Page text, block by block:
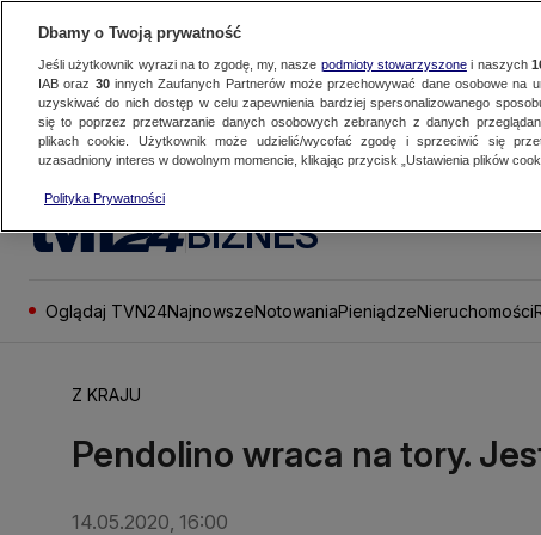
BIZNES
Oglądaj TVN24NajnowszeNotowaniaPieniądzeNieruchomości
Z KRAJU
Pendolino wraca na tory.
14.05.2020, 16:00
Dbamy o Twoją prywatność
Jeśli użytkownik wyrazi na to zgodę, my, nasze podmioty stowarzyszonei naszych
IAB oraz 30innych Zaufanych Partnerów może przechowywać dane osobowe na
uzyskiwać do nich dostęp w celu zapewnienia bardziej spersonalizowanego
się to poprzez przetwarzanie danych osobowych zebranych z danych
plikach cookie. Użytkownik może udzielić/wycofać zgodę i sprzeciwić się
uzasadniony interes w dowolnym momencie, klikając przycisk „Ustawienia plików
Polityka Prywatności